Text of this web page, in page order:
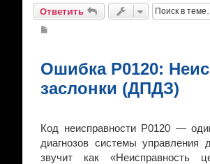
Ответить
щ
е
и
е
Ошибка P0120:
заслонки (ДПДЗ)
Код неисправности P0120 —
диагнозов системы управления
звучит как «Неисправность